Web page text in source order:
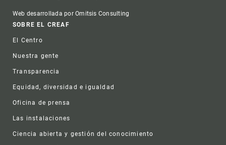
Web desarrollada por Omitsis Consulting
Footer
SOBRE EL CREAF
El Centro
Nuestra gente
Transparencia
Equidad, diversidad e igualdad
Oficina de prensa
Las instalaciones
Ciencia abierta y gestión del conocimiento